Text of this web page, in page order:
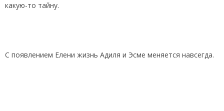
какую-то тайну.
С появлением Елени жизнь Адиля и Эсме меняется навсегда.